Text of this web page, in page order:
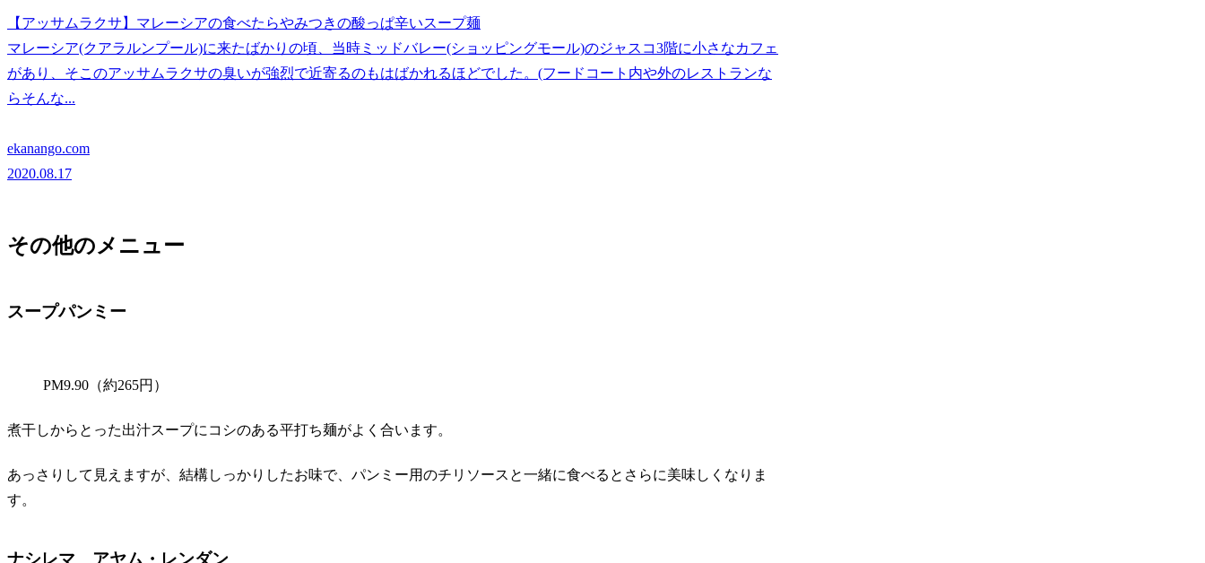
【アッサムラクサ】マレーシアの食べたらやみつきの酸っぱ辛いスープ麺
マレーシア(クアラルンプール)に来たばかりの頃、当時ミッドバレー(ショッピングモール)のジャスコ3階に小さなカフェ
があり、そこのアッサムラクサの臭いが強烈で近寄るのもはばかれるほどでした。(フードコート内や外のレストランな
らそんな...
ekanango.com
2020.08.17
その他のメニュー
スープパンミー
PM9.90（約265円）
煮干しからとった出汁スープにコシのある平打ち麺がよく合います。
あっさりして見えますが、結構しっかりしたお味で、パンミー用のチリソースと一緒に食べるとさらに美味しくなりま
す。